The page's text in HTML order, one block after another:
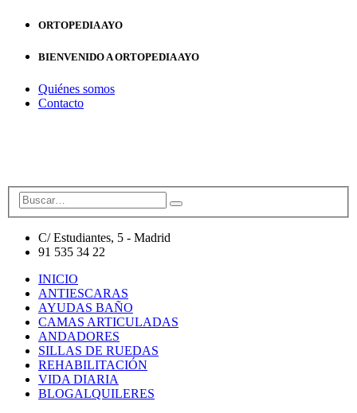
ORTOPEDIA AYO
BIENVENIDO A ORTOPEDIA AYO
Quiénes somos
Contacto
C/ Estudiantes, 5 - Madrid
91 535 34 22
INICIO
ANTIESCARAS
AYUDAS BAÑO
CAMAS ARTICULADAS
ANDADORES
SILLAS DE RUEDAS
REHABILITACIÓN
VIDA DIARIA
BLOGALQUILERES